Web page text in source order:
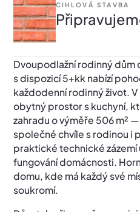
CIHLOVÁ STAVBA
Dvoupodlažní rodinný dům
s dispozicí 5+kk nabízí
každodenní rodinný život.
obytný prostor s kuchyní,
zahradu o výměře 506 m²
společné chvíle s rodinou i
praktické technické
fungování domácnosti.
domu, kde má každý své
soukromí.